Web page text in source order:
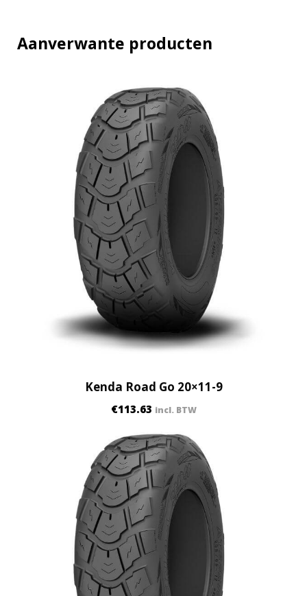
Aanverwante producten
Kenda Road Go 20×11-9
€113.63 incl. BTW